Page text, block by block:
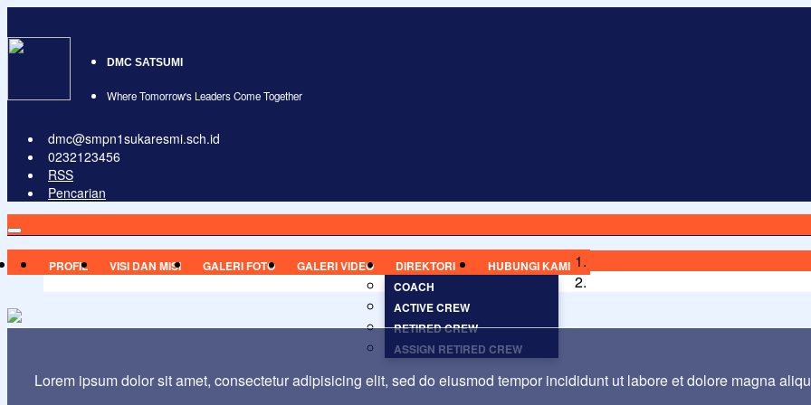
DMC SATSUMI
Where Tomorrow's Leaders Come Together
dmc@smpn1sukaresmi.sch.id
0232123456
RSS
Pencarian
PROFIL VISI DAN MISI GALERI FOTO GALERI VIDEO
DIREKTORI
COACH
ACTIVE CREW
RETIRED CREW
ASSIGN RETIRED CREW
HUBUNGI KAMI
Lorem ipsum dolor sit amet, consectetur adipisicing elit, sed do eiusmod tempor incididunt ut labore et dolore magna